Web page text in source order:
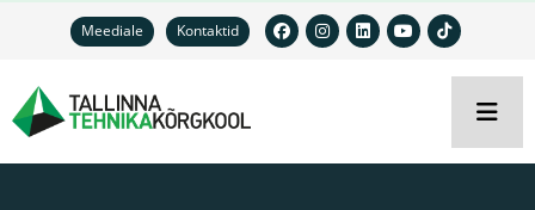
Meediale Kontaktid